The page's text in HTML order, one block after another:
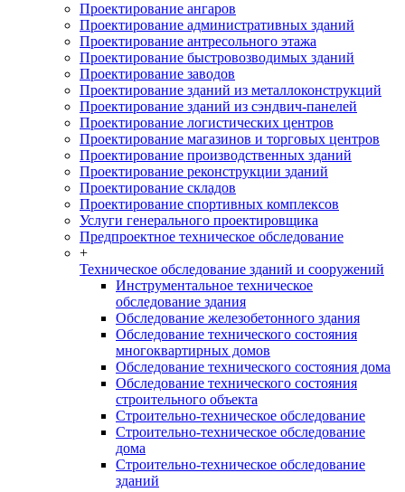
Проектирование ангаров
Проектирование административных зданий
Проектирование антресольного этажа
Проектирование быстровозводимых зданий
Проектирование заводов
Проектирование зданий из металлоконструкций
Проектирование зданий из сэндвич-панелей
Проектирование логистических центров
Проектирование магазинов и торговых центров
Проектирование производственных зданий
Проектирование реконструкции зданий
Проектирование складов
Проектирование спортивных комплексов
Услуги генерального проектировщика
Предпроектное техническое обследование
+
Техническое обследование зданий и сооружений
Инструментальное техническое
обследование здания
Обследование железобетонного здания
Обследование технического состояния
многоквартирных домов
Обследование технического состояния дома
Обследование технического состояния
строительного объекта
Строительно-техническое обследование
Строительно-техническое обследование
дома
Строительно-техническое обследование
зданий